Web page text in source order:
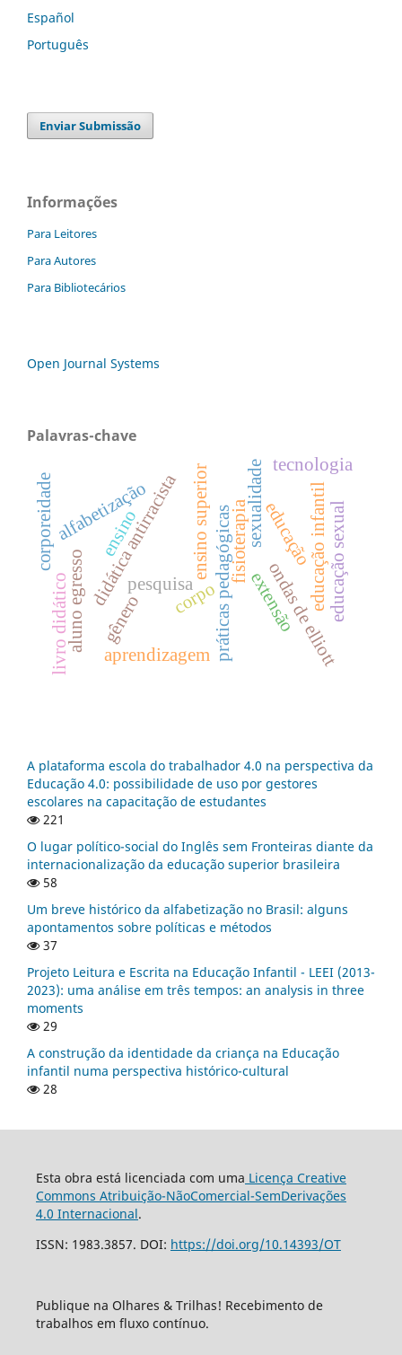
Español
Português
Enviar Submissão
Informações
Para Leitores
Para Autores
Para Bibliotecários
Open Journal Systems
Palavras-chave
educação
corpo
ensino
pesquisa extensão
práticas pedagógicas
didática antirracista educação infantil
ensino superior
aluno egresso
fisioterapia
alfabetização educação sexual
gênero
sexualidade
corporeidade
tecnologia
aprendizagem ondas de elliott
livro didático
A plataforma escola do trabalhador 4.0 na perspectiva da
Educação 4.0: possibilidade de uso por gestores
escolares na capacitação de estudantes
221
O lugar político-social do Inglês sem Fronteiras diante da
internacionalização da educação superior brasileira
58
Um breve histórico da alfabetização no Brasil: alguns
apontamentos sobre políticas e métodos
37
Projeto Leitura e Escrita na Educação Infantil - LEEI (2013-
2023): uma análise em três tempos: an analysis in three
moments
29
A construção da identidade da criança na Educação
infantil numa perspectiva histórico-cultural
28
Esta obra está licenciada com uma Licença Creative
Commons Atribuição-NãoComercial-SemDerivações
4.0 Internacional.
ISSN: 1983.3857. DOI: https://doi.org/10.14393/OT
Publique na Olhares & Trilhas! Recebimento de
trabalhos em fluxo contínuo.